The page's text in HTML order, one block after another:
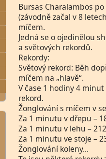
Bursas Charalambos
(závodně začal v 8
míčem.
Jedná se o ojedinělou
a světových rekordů.
Rekordy:
Světový rekord: Běh
míčem na „hlavě“.
V čase 1 hodiny 4
rekord.
Žonglování s míčem v
Za 1 minutu v dřepu –
Za 1 minutu v lehu –
Za 1 minutu ve stoje –
Žonglování koleny...